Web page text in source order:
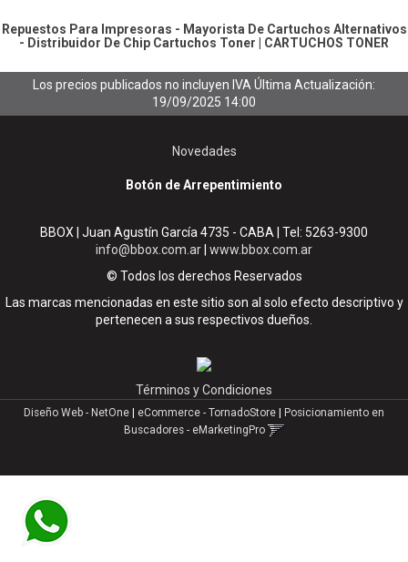
Repuestos Para Impresoras - Mayorista De Cartuchos Alternativos
- Distribuidor De Chip Cartuchos Toner | CARTUCHOS TONER
Los precios publicados no incluyen IVA Última Actualización:
19/09/2025 14:00
Novedades
Botón de Arrepentimiento
BBOX | Juan Agustín García 4735 - CABA | Tel: 5263-9300
info@bbox.com.ar| www.bbox.com.ar
© Todos los derechos Reservados
Las marcas mencionadas en este sitio son al solo efecto descriptivo y
pertenecen a sus respectivos dueños.
Términos y Condiciones
Diseño Web - NetOne | eCommerce - TornadoStore | Posicionamiento en
Buscadores - eMarketingPro